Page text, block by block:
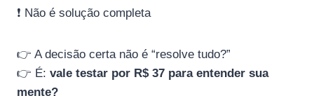
❗ Não é solução completa
👉 A decisão certa não é “resolve tudo?”
👉 É: vale testar por R$ 37 para entender sua
mente?